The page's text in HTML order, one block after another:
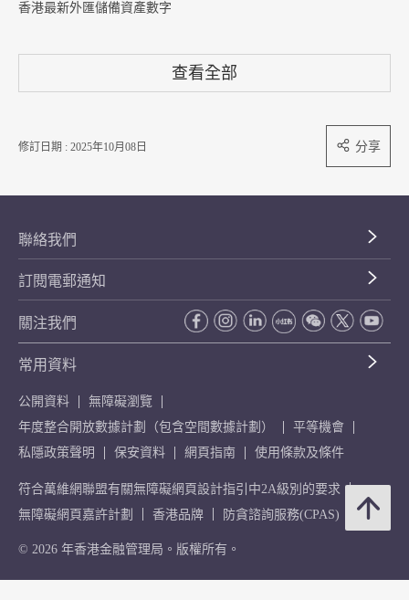
香港最新外匯儲備資產數字
查看全部
修訂日期 : 2025年10月08日 分享
聯絡我們
訂閱電郵通知
關注我們
常用資料
公開資料
無障礙瀏覽
年度整合開放數據計劃（包含空間數據計劃）
平等機會
私隱政策聲明
保安資料 網頁指南 使用條款及條件
符合萬維網聯盟有關無障礙網頁設計指引中2A級別的要求
無障礙網頁嘉許計劃
香港品牌 防貪諮詢服務(CPAS)
© 2026 年香港金融管理局。版權所有。